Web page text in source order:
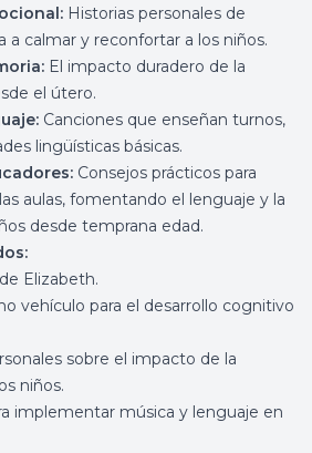
Historias personales de
a calmar y reconfortar a los niños.
El impacto duradero de la
el útero.
Canciones que enseñan turnos,
lingüísticas básicas.
Consejos prácticos para
aulas, fomentando el lenguaje y la
desde temprana edad.
Elizabeth.
vehículo para el desarrollo cognitivo
sobre el impacto de la
niños.
implementar música y lenguaje en